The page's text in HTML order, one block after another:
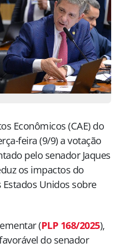
Econômicos (CAE) do
feira (9/9) a votação
pelo senador Jaques
os impactos do
Unidos sobre
(PLP 168/2025),
do senador